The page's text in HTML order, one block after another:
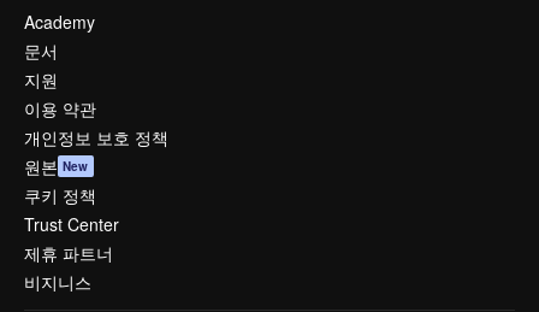
Academy
문서
지원
이용 약관
개인정보 보호 정책
원본 New
쿠키 정책
Trust Center
제휴 파트너
비지니스